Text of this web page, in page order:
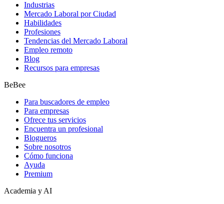
Industrias
Mercado Laboral por Ciudad
Habilidades
Profesiones
Tendencias del Mercado Laboral
Empleo remoto
Blog
Recursos para empresas
BeBee
Para buscadores de empleo
Para empresas
Ofrece tus servicios
Encuentra un profesional
Blogueros
Sobre nosotros
Cómo funciona
Ayuda
Premium
Academia y AI